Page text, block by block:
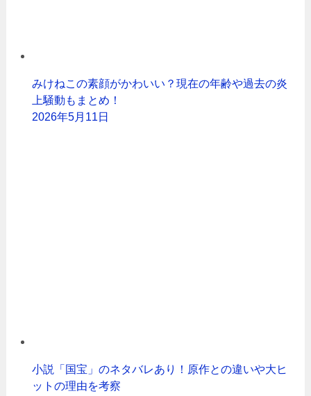
みけねこの素顔がかわいい？現在の年齢や過去の炎
上騒動もまとめ！
2026年5月11日
小説「国宝」のネタバレあり！原作との違いや大ヒ
ットの理由を考察